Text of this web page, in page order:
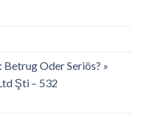
Oder Seriös? »
Şti – 532